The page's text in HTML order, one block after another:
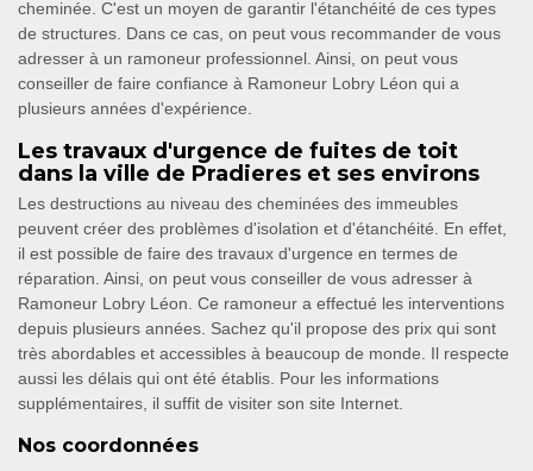
cheminée. C'est un moyen de garantir l'étanchéité de ces types
de structures. Dans ce cas, on peut vous recommander de vous
adresser à un ramoneur professionnel. Ainsi, on peut vous
conseiller de faire confiance à Ramoneur Lobry Léon qui a
plusieurs années d'expérience.
Les travaux d'urgence de fuites de toit
dans la ville de Pradieres et ses environs
Les destructions au niveau des cheminées des immeubles
peuvent créer des problèmes d'isolation et d'étanchéité. En effet,
il est possible de faire des travaux d'urgence en termes de
réparation. Ainsi, on peut vous conseiller de vous adresser à
Ramoneur Lobry Léon. Ce ramoneur a effectué les interventions
depuis plusieurs années. Sachez qu'il propose des prix qui sont
très abordables et accessibles à beaucoup de monde. Il respecte
aussi les délais qui ont été établis. Pour les informations
supplémentaires, il suffit de visiter son site Internet.
Nos coordonnées